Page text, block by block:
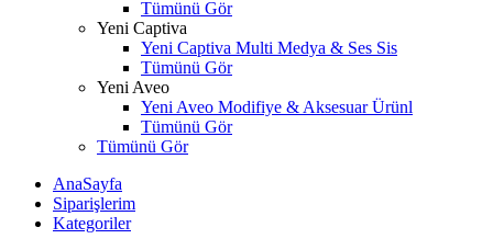
Tümünü Gör
Yeni Captiva
Yeni Captiva Multi Medya & Ses Sis
Tümünü Gör
Yeni Aveo
Yeni Aveo Modifiye & Aksesuar Ürünl
Tümünü Gör
Tümünü Gör
AnaSayfa
Siparişlerim
Kategoriler